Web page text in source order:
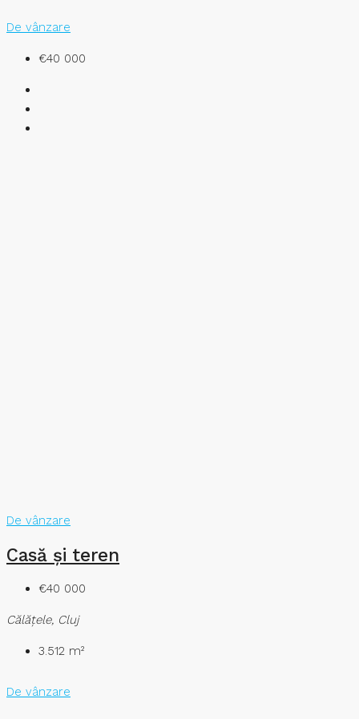
De vânzare
€40 000
De vânzare
Casă și teren
€40 000
Călăţele, Cluj
3.512 m²
De vânzare